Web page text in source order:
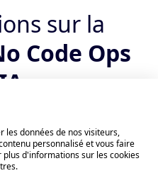
sur la
Code Ops
?
suite au
IA ?
les données de nos visiteurs,
personnalisé et vous faire
d'informations sur les cookies